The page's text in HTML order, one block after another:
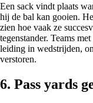
Een sack vindt plaats
hij de bal kan gooien.
zien hoe vaak ze
tegenstander. Teams
leiding in wedstrijden,
verstoren.
6. Pass yards